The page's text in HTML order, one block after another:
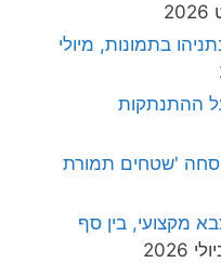
בתמונות, מיולי
ההתנתקות
'שטחים תמורת
מקצועי, בין סף